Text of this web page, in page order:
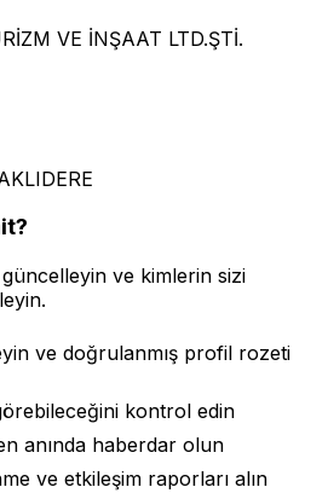
VE İNŞAAT LTD.ŞTİ.
ve kimlerin sizi
ve doğrulanmış profil rozeti
kontrol edin
anında haberdar olun
ve etkileşim raporları alın